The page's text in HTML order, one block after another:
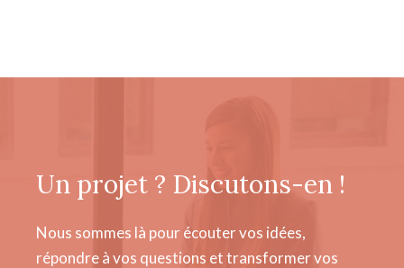
Un projet ? Discutons-en !
Nous sommes là pour écouter vos idées,
répondre à vos questions et transformer vos